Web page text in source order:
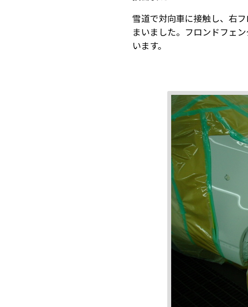
雪道で対向車に接触し、右
まいました。フロンドフェ
います。